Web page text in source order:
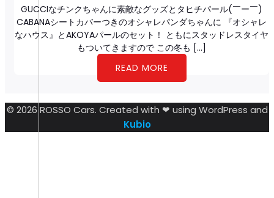
GUCCIなチンクちゃんに素敵なグッズとタヒチパール(￣ー￣)
CABANAシートカバーつきのオシャレパンダちゃんに 『オシャレ
なハウス』とAKOYAパールのセット！ ともにスタッドレスタイヤ
もついてきますので この冬も […]
READ MORE
© 2026 ROSSO Cars. Created with ❤ using WordPress and
Kubio